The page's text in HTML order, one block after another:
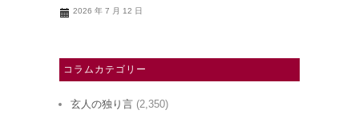
2026 年 7 月 12 日
コラムカテゴリー
玄人の独り言 (2,350)